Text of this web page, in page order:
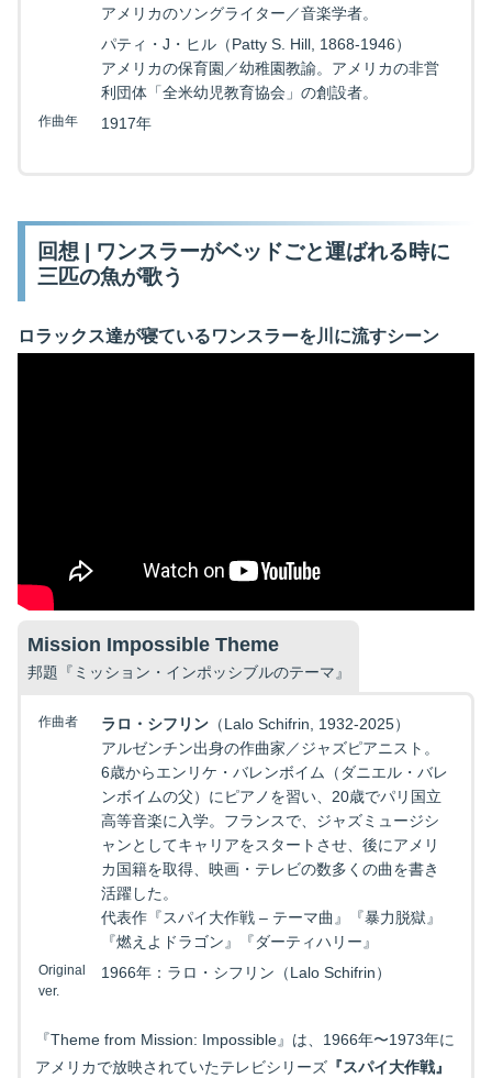
アメリカのソングライター／音楽学者。
パティ・J・ヒル（Patty S. Hill, 1868-1946）
アメリカの保育園／幼稚園教諭。アメリカの非営
利団体「全米幼児教育協会」の創設者。
作曲年 1917年
回想 | ワンスラーがベッドごと運ばれる時に
三匹の魚が歌う
ロラックス達が寝ているワンスラーを川に流すシーン
Mission Impossible Theme
邦題『ミッション・インポッシブルのテーマ』
作曲者 ラロ・シフリン（Lalo Schifrin, 1932-2025）
アルゼンチン出身の作曲家／ジャズピアニスト。
6歳からエンリケ・バレンボイム（ダニエル・バレ
ンボイムの父）にピアノを習い、20歳でパリ国立
高等音楽に入学。フランスで、ジャズミュージシ
ャンとしてキャリアをスタートさせ、後にアメリ
カ国籍を取得、映画・テレビの数多くの曲を書き
活躍した。
代表作『スパイ大作戦 – テーマ曲』『暴力脱獄』
『燃えよドラゴン』『ダーティハリー』
Original
ver.
1966年：ラロ・シフリン（Lalo Schifrin）
『Theme from Mission: Impossible』は、1966年〜1973年に
アメリカで放映されていたテレビシリーズ『スパイ大作戦』